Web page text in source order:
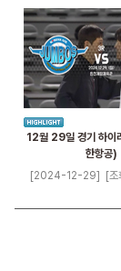
12월 29일 경기 하이
한항공)
[2024-12-29]
[